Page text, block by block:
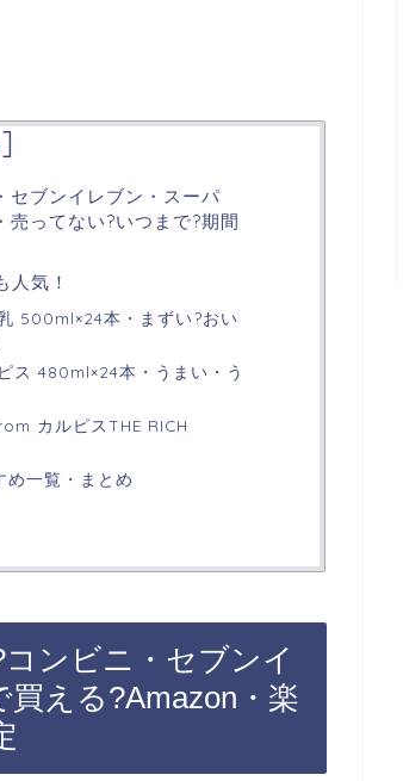
]
セブンイレブン・スーパ
ってない?いつまで?期間
人気！
500ml×24本・まずい?おい
ス 480ml×24本・うまい・う
カルピスTHE RICH
め一覧・まとめ
ンビニ・セブンイ
える?Amazon・楽